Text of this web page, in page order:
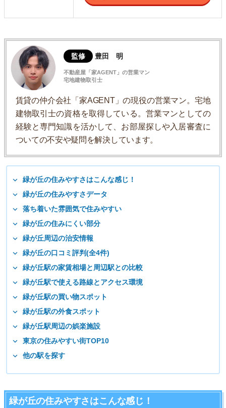
監修 豊田 明
不動産屋「家AGENT」の営業マン
宅地建物取引士
賃貸の仲介会社「家AGENT」の現役の営業マン。宅地
建物取引士の資格を取得している。営業マンとしての
経験と専門知識を活かして、お部屋探しや入居審査に
ついての不安や疑問を解決しています。
緑が丘の住みやすさはこんな感じ！
緑が丘の住みやすさデータ
落ち着いた雰囲気で住みやすい
緑が丘の住みにくい部分
緑が丘周辺の治安情報
緑が丘の口コミ評判(全4件)
緑が丘駅の家賃相場と周辺駅との比較
緑が丘駅で使える路線とアクセス環境
緑が丘駅の買い物スポット
緑が丘駅の外食スポット
緑が丘駅周辺の娯楽施設
東京の住みやすい街TOP10
他の駅を探す
緑が丘の住みやすさはこんな感じ！